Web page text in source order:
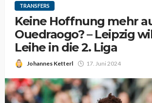
TRANSFERS
Keine Hoffnung mehr
Ouedraogo? – Leipzig
Leihe in die 2. Liga
Johannes Ketterl 17. Juni 2024